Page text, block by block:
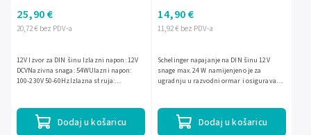
20,72 € bez PDV-a
25,90 €
Dodaj u košaricu
12V Izvor za DIN šinu Izlazni napon: 12V
DCVNazivna snaga: 54WUlazni napon:
100-230V 50-60HzIzlazna struja:
11,92 € bez PDV-a
14,90 €
Dodaj u košaricu
Schelinger napajanje na DIN šinu 12V
snage max. 24 W namijenjeno je za
ugradnju u razvodni ormar i osigurava